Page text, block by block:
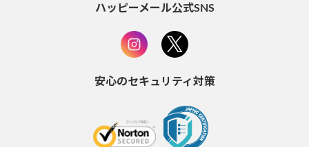
ハッピーメール公式SNS
安心のセキュリティ対策